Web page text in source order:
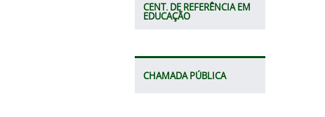
CENT. DE REFERÊNCIA EM
EDUCAÇÃO
CHAMADA PÚBLICA